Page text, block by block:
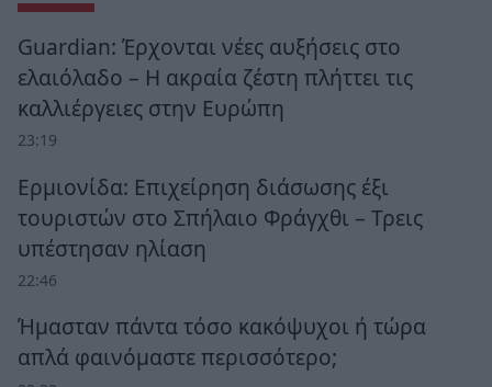
Guardian: Έρχονται νέες αυξήσεις στο
ελαιόλαδο – Η ακραία ζέστη πλήττει τις
καλλιέργειες στην Ευρώπη
23:19
Ερμιονίδα: Επιχείρηση διάσωσης έξι
τουριστών στο Σπήλαιο Φράγχθι – Τρεις
υπέστησαν ηλίαση
22:46
Ήμασταν πάντα τόσο κακόψυχοι ή τώρα
απλά φαινόμαστε περισσότερο;